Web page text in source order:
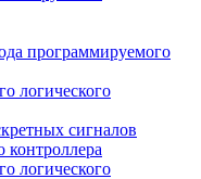
программируемого
логического
сигналов
контроллера
логического